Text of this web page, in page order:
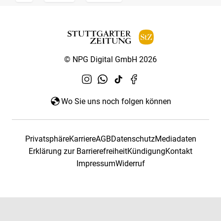
© NPG Digital GmbH 2026
Wo Sie uns noch folgen können
PrivatsphäreKarriereAGBDatenschutzMediadaten
Erklärung zur BarrierefreiheitKündigungKontakt
ImpressumWiderruf